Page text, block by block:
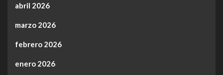
abril 2026
marzo 2026
febrero 2026
enero 2026